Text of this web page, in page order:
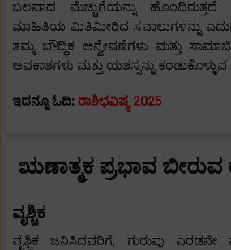
ಬಲವಾದ ಮೆಚ್ಚುಗೆಯನ್ನು
ಮಾಹಿತಿಯ ಮಿತಿಮೀರಿದ ಸವಾಲುಗಳನ್ನು
ತಮ್ಮ ಬೌದ್ಧಿಕ ಅನ್ವೇಷಣೆಗಳು ಮತ್ತು
ಅವಕಾಶಗಳು ಮತ್ತು ಯಶಸ್ಸನ್ನು
ಇದನ್ನೂ ಓದಿ: ರಾಶಿಭವಿಷ್ಯ 2025
ಋಣಾತ್ಮಕ ಪ್ರಭಾವ ಬೀರುವ
ವೃಶ್ಚಿಕ
ವೃಶ್ಚಿಕ ಜನಿಸಿದವರಿಗೆ, ಗುರುವು